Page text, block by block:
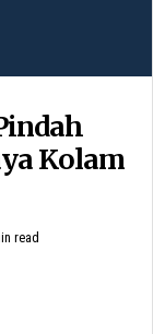
Kolam
read